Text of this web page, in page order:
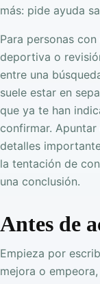
más: pide ayuda
Para personas
deportiva o
entre una
suele estar en
que ya te han
confirmar.
detalles
la tentación de
una conclusión.
Antes de
Empieza por
mejora o